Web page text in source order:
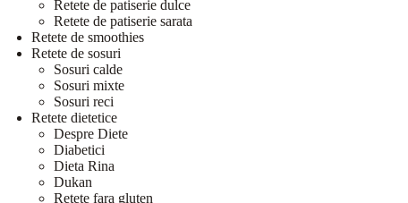
Retete de patiserie dulce
Retete de patiserie sarata
Retete de smoothies
Retete de sosuri
Sosuri calde
Sosuri mixte
Sosuri reci
Retete dietetice
Despre Diete
Diabetici
Dieta Rina
Dukan
Retete fara gluten